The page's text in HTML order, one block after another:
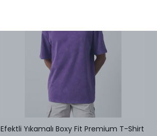
Efektli Yıkamalı Boxy Fit Premium T-Shirt